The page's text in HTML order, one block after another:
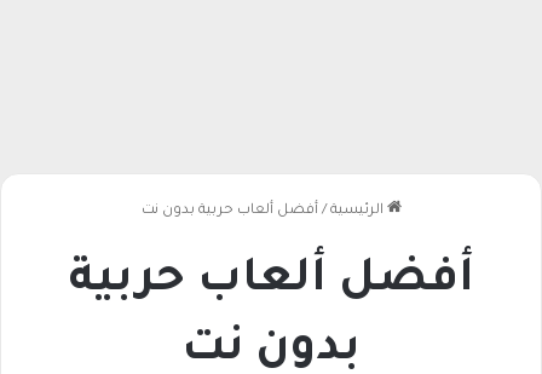
الرئيسية / أفضل ألعاب حربية بدون نت
أفضل ألعاب حربية
بدون نت